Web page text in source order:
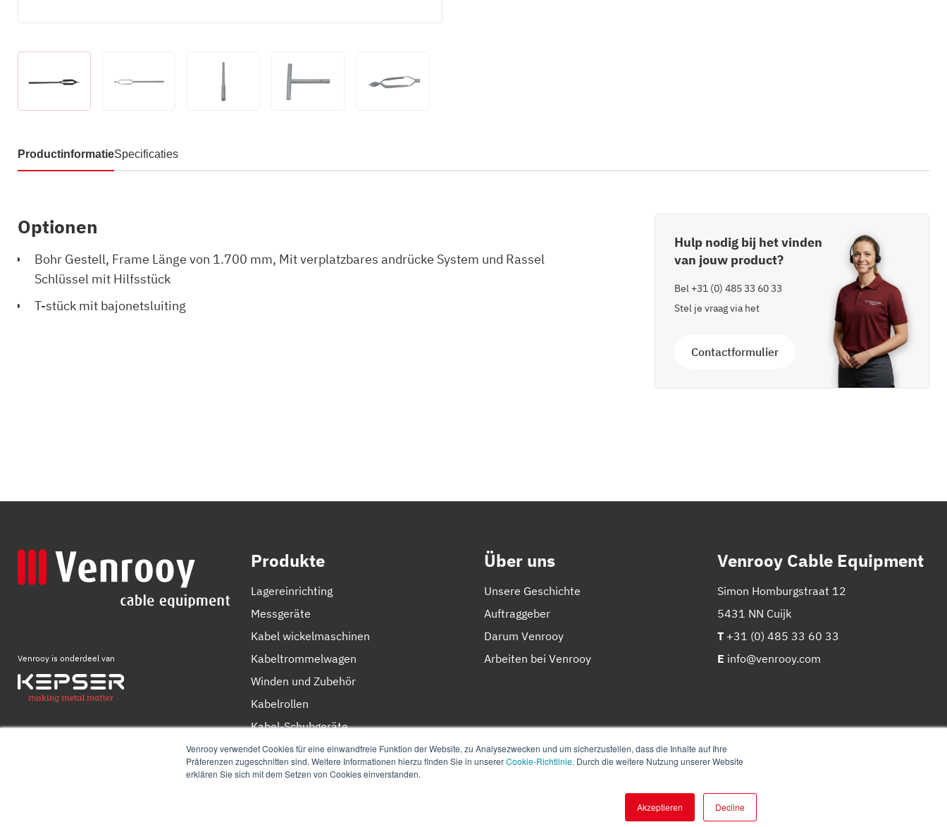
Venrooy verwendet Cookies für eine einwandfreie Funktion der Website, zu Analysezwecken und um sicherzustellen, dass die Inhalte auf Ihre
Präferenzen zugeschnitten sind. Weitere Informationen hierzu finden Sie in unsererCookie-Richtlinie. Durch die weitere Nutzung unserer Website
erklären Sie sich mit dem Setzen von Cookies einverstanden.
Akzeptieren Decline
ProductinformatieSpecificaties
Optionen
Bohr Gestell, Frame Länge von 1.700 mm, Mit verplatzbares andrücke System und Rassel
Schlüssel mit Hilfsstück
T-stück mit bajonetsluiting
Hulp nodig bij het vinden
van jouw product?
Bel +31 (0) 485 33 60 33
Stel je vraag via het
Contactformulier
Venrooy is onderdeel van
Produkte
Lagereinrichting
Messgeräte
Kabel wickelmaschinen
Kabeltrommelwagen
Winden und Zubehör
Kabelrollen
Kabel-Schubgeräte
Kabelscheren
Über uns
Unsere Geschichte
Auftraggeber
Darum Venrooy
Arbeiten bei Venrooy
Venrooy Cable Equipment
Simon Homburgstraat 12
5431 NN Cuijk
T +31 (0) 485 33 60 33
E info@venrooy.com